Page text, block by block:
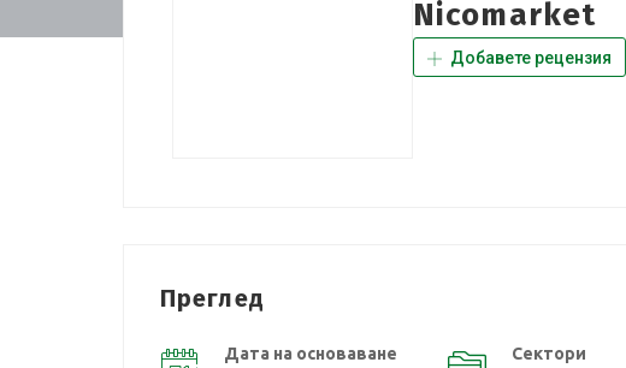
Nicomarket
Добавете рецензия
Преглед
Дата на основаване
Сектори